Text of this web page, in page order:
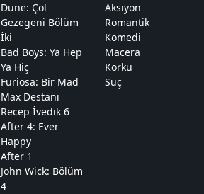
Dune: Çöl
Gezegeni Bölüm
İki
Bad Boys: Ya Hep
Ya Hiç
Furiosa: Bir Mad
Max Destanı
Recep İvedik 6
After 4: Ever
Happy
After 1
John Wick: Bölüm
4
Aksiyon
Romantik
Komedi
Macera
Korku
Suç